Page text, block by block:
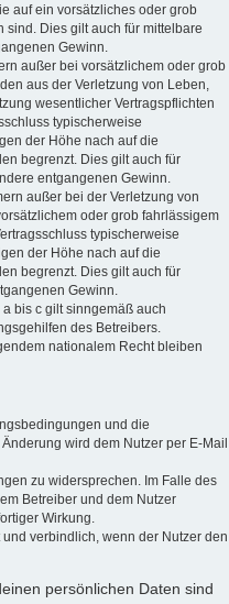
auf ein vorsätzliches oder grob
sind. Dies gilt auch für mittelbare
Gewinn.
außer bei vorsätzlichem oder grob
aus der Verletzung von Leben,
wesentlicher Vertragspflichten
typischerweise
der Höhe nach auf die
begrenzt. Dies gilt auch für
entgangenen Gewinn.
außer bei der Verletzung von
oder grob fahrlässigem
typischerweise
der Höhe nach auf die
begrenzt. Dies gilt auch für
Gewinn.
bis c gilt sinngemäß auch
des Betreibers.
nationalem Recht bleiben
und die
wird dem Nutzer per E-Mail
zu widersprechen. Im Falle des
Betreiber und dem Nutzer
Wirkung.
verbindlich, wenn der Nutzer den
persönlichen Daten sind